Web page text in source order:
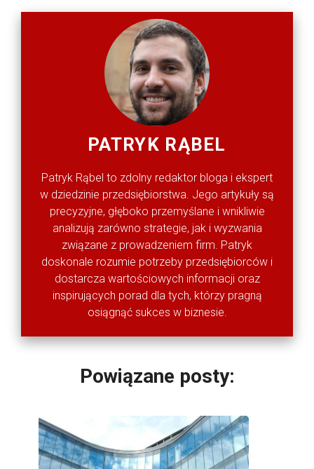
PATRYK RĄBEL
Patryk Rąbel to zdolny redaktor bloga i ekspert
w dziedzinie przedsiębiorstwa. Jego artykuły są
precyzyjne, głęboko przemyślane i wnikliwie
analizują zarówno strategie, jak i wyzwania
związane z prowadzeniem firm. Patryk
doskonale rozumie potrzeby przedsiębiorców i
dostarcza wartościowych informacji oraz
inspirujących porad dla tych, którzy pragną
osiągnąć sukces w biznesie.
Powiązane posty: